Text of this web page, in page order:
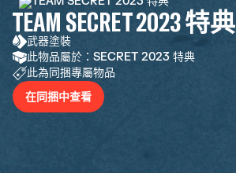
TEAM SECRET 2023 特典
武器塗裝
此物品屬於：SECRET 2023 特典
此為同捆專屬物品
在同捆中查看